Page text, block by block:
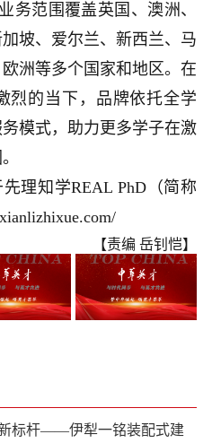
务范围覆盖英国、澳洲、
坡、爱尔兰、新西兰、马
洲等多个国家和地区。在
烈的当下，品牌依托全学
模式，助力更多学子在激
理知学REAL PhD（简称
【责编 岳钊恺】
标杆——伊犁一铭装配式建